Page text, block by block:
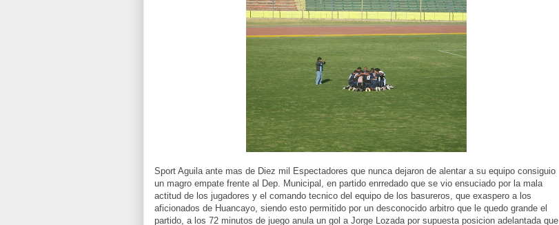
Sport Aguila ante mas de Diez mil Espectadores que nunca dejaron de alentar a su equipo consiguio
un magro empate frente al Dep. Municipal, en partido enrredado que se vio ensuciado por la mala
actitud de los jugadores y el comando tecnico del equipo de los basureros, que exaspero a los
aficionados de Huancayo, siendo esto permitido por un desconocido arbitro que le quedo grande el
partido, a los 72 minutos de juego anula un gol a Jorge Lozada por supuesta posicion adelantada que